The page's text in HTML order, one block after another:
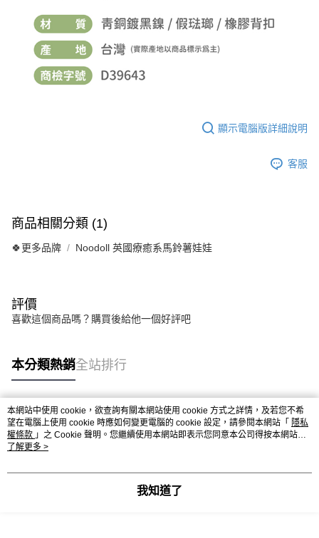
顯示電腦版詳細說明
客服
商品相關分類 (1)
🍀更多品牌 Noodoll 英國療癒系馬鈴薯娃娃
評價
喜歡這個商品嗎？購買後給他一個好評吧
本分類熱銷全站排行
熱門標籤
本網站中使用 cookie，欲查詢有關本網站使用 cookie 方式之詳情，及若您不希
望在電腦上使用 cookie 時應如何變更電腦的 cookie 設定，請參閱本網站「 隱私
權條款 」之 Cookie 聲明。您繼續使用本網站即表示您同意本公司得按本網站使
用條款之 Cookie 聲明使用 cookie。
了解更多 >
我知道了